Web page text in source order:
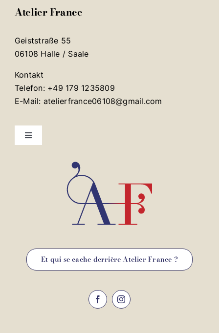
Atelier France
Geiststraße 55
06108 Halle / Saale
Kontakt
Telefon: +49 179 1235809
E-Mail: atelierfrance06108@gmail.com
Toggle
Mentions légales
Et qui se cache derrière Atelier France ?